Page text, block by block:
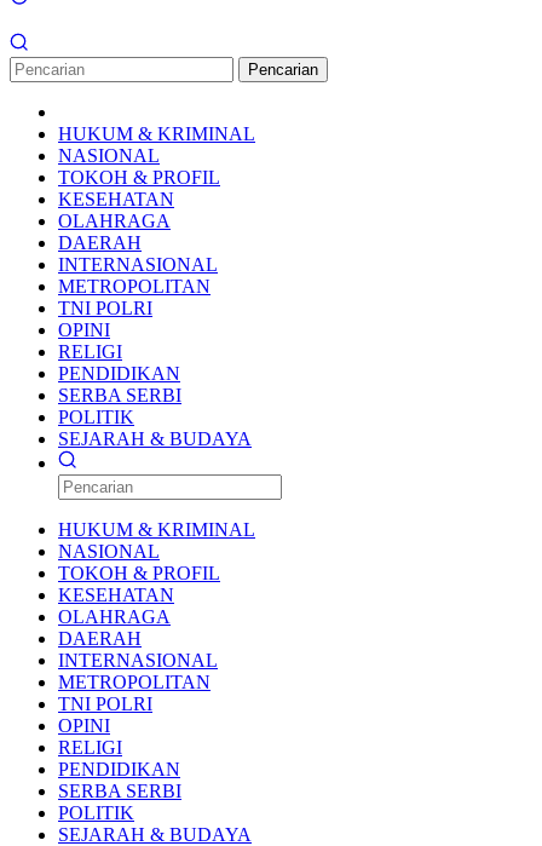
Pencarian
HUKUM & KRIMINAL
NASIONAL
TOKOH & PROFIL
KESEHATAN
OLAHRAGA
DAERAH
INTERNASIONAL
METROPOLITAN
TNI POLRI
OPINI
RELIGI
PENDIDIKAN
SERBA SERBI
POLITIK
SEJARAH & BUDAYA
HUKUM & KRIMINAL
NASIONAL
TOKOH & PROFIL
KESEHATAN
OLAHRAGA
DAERAH
INTERNASIONAL
METROPOLITAN
TNI POLRI
OPINI
RELIGI
PENDIDIKAN
SERBA SERBI
POLITIK
SEJARAH & BUDAYA